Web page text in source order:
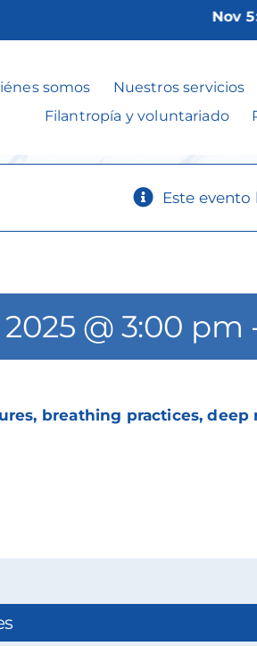
Nov 5:
somos Nuestros servicios
Filantropía y voluntariado
Chair
Este evento
@ 3:00 pm
breathing practices,